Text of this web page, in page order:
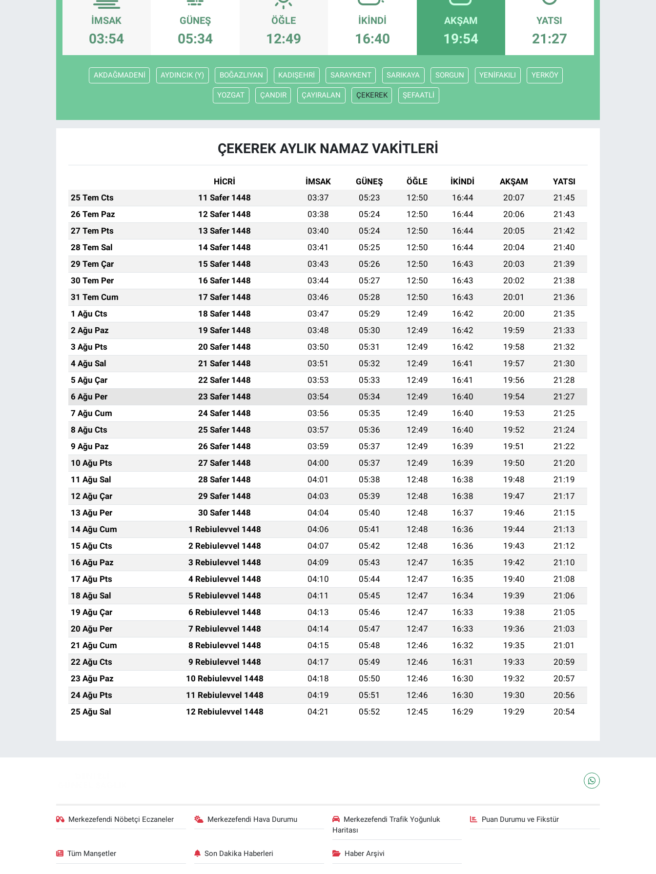
İMSAK
03:54
GÜNEŞ
05:34
ÖĞLE
12:49
İKINDI
16:40
AKŞAM
19:54
YATSI
21:27
AKDAĞMADENİ AYDINCIK (Y) BOĞAZLIYAN KADIŞEHRİ SARAYKENT SARIKAYA SORGUN YENİFAKILI YERKÖY
YOZGAT ÇANDIR ÇAYIRALAN ÇEKEREK ŞEFAATLİ
ÇEKEREK AYLIK NAMAZ VAKITLERI
HİCRİ İMSAK GÜNEŞ ÖĞLE İKINDI AKŞAM
YATSI
25 Tem Cts
11 Safer 1448 03:37 05:23 12:50 16:44 20:07
21:45
26 Tem Paz
12 Safer 1448 03:38 05:24 12:50 16:44 20:06
21:43
27 Tem Pts
13 Safer 1448 03:40 05:24 12:50 16:44 20:05
21:42
28 Tem Sal
14 Safer 1448 03:41 05:25 12:50 16:44 20:04
21:40
29 Tem Çar
15 Safer 1448 03:43 05:26 12:50 16:43 20:03
21:39
30 Tem Per
16 Safer 1448 03:44 05:27 12:50 16:43 20:02
21:38
31 Tem Cum
17 Safer 1448 03:46 05:28 12:50 16:43 20:01
21:36
1 Ağu Cts
18 Safer 1448 03:47 05:29 12:49 16:42 20:00
21:35
2 Ağu Paz
19 Safer 1448 03:48 05:30 12:49 16:42 19:59
21:33
3 Ağu Pts
20 Safer 1448 03:50 05:31 12:49 16:42 19:58
21:32
4 Ağu Sal
21 Safer 1448 03:51 05:32 12:49 16:41 19:57
21:30
5 Ağu Çar
22 Safer 1448 03:53 05:33 12:49 16:41 19:56
21:28
6 Ağu Per
23 Safer 1448 03:54 05:34 12:49 16:40 19:54
21:27
7 Ağu Cum
24 Safer 1448 03:56 05:35 12:49 16:40 19:53
21:25
8 Ağu Cts
25 Safer 1448 03:57 05:36 12:49 16:40 19:52
21:24
9 Ağu Paz
26 Safer 1448 03:59 05:37 12:49 16:39 19:51
21:22
10 Ağu Pts
27 Safer 1448 04:00 05:37 12:49 16:39 19:50
21:20
11 Ağu Sal
28 Safer 1448 04:01 05:38 12:48 16:38 19:48
21:19
12 Ağu Çar
29 Safer 1448 04:03 05:39 12:48 16:38 19:47
21:17
13 Ağu Per
30 Safer 1448 04:04 05:40 12:48 16:37 19:46
21:15
14 Ağu Cum
1 Rebiulevvel 1448 04:06 05:41 12:48 16:36 19:44
21:13
15 Ağu Cts
2 Rebiulevvel 1448 04:07 05:42 12:48 16:36 19:43
21:12
16 Ağu Paz
3 Rebiulevvel 1448 04:09 05:43 12:47 16:35 19:42
21:10
17 Ağu Pts
4 Rebiulevvel 1448 04:10 05:44 12:47 16:35 19:40
21:08
18 Ağu Sal
5 Rebiulevvel 1448 04:11 05:45 12:47 16:34 19:39
21:06
19 Ağu Çar
6 Rebiulevvel 1448 04:13 05:46 12:47 16:33 19:38
21:05
20 Ağu Per
7 Rebiulevvel 1448 04:14 05:47 12:47 16:33 19:36
21:03
21 Ağu Cum
8 Rebiulevvel 1448 04:15 05:48 12:46 16:32 19:35
21:01
22 Ağu Cts
9 Rebiulevvel 1448 04:17 05:49 12:46 16:31 19:33
20:59
23 Ağu Paz
10 Rebiulevvel 1448 04:18 05:50 12:46 16:30 19:32
20:57
24 Ağu Pts
11 Rebiulevvel 1448 04:19 05:51 12:46 16:30 19:30
20:56
25 Ağu Sal
12 Rebiulevvel 1448 04:21 05:52 12:45 16:29 19:29 20:54
Merkezefendi Nöbetçi Eczaneler Merkezefendi Hava Durumu
Merkezefendi Trafik Yoğunluk
Haritası
Puan Durumu ve Fikstür
Tüm Manşetler Son Dakika Haberleri Haber Arşivi